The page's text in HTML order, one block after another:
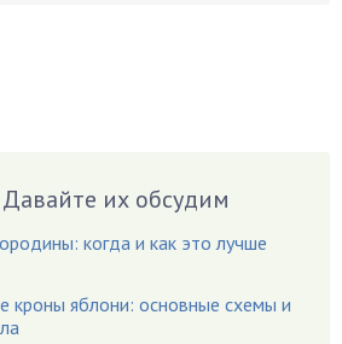
их обсудим
когда и как это лучше
кроны яблони: основные схемы и